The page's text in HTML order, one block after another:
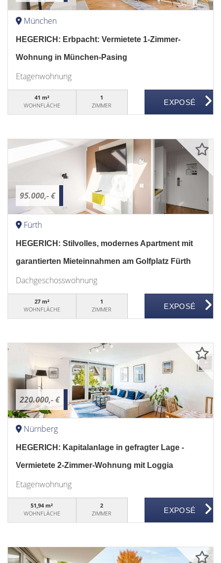
München
HEGERICH: Erbpacht: Vermietete 1-Zimmer-
Wohnung in München-Pasing
Etagenwohnung
41 m²
WOHNFLÄCHE
1
ZIMMER
95.000,- €
Fürth
HEGERICH: Stilvolles, modernes Apartment mit
garantierten Mieteinnahmen am Golfplatz Fürth
Dachgeschosswohnung
27 m²
WOHNFLÄCHE
1
ZIMMER
220.000,- €
Nürnberg
HEGERICH: Kapitalanlage in gefragter Lage -
Vermietete 2-Zimmer-Wohnung mit Loggia
Etagenwohnung
51,94 m²
WOHNFLÄCHE
2
ZIMMER